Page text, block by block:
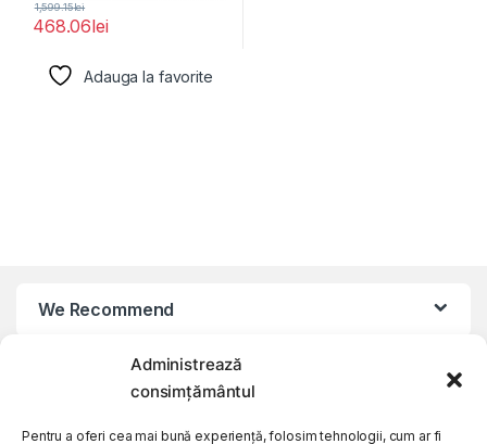
Administrează
consimțământul
Pentru a oferi cea mai bună experiență, folosim tehnologii, cum ar fi
468.06lei
1,599.15lei
Adauga la favorite
We Recommend
My Account
Customer Care